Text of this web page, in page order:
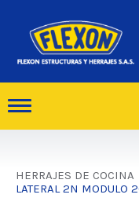
HERRAJES DE COCINA
LATERAL 2N MODULO